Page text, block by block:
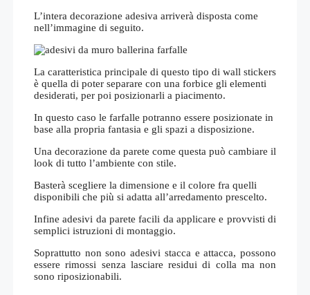
L’intera decorazione adesiva arriverà disposta come
nell’immagine di seguito.
La caratteristica principale di questo tipo di wall stickers
è quella di poter separare con una forbice gli elementi
desiderati, per poi posizionarli a piacimento.
In questo caso le farfalle potranno essere posizionate in
base alla propria fantasia e gli spazi a disposizione.
Una decorazione da parete come questa può cambiare il
look di tutto l’ambiente con stile.
Basterà scegliere la dimensione e il colore fra quelli
disponibili che più si adatta all’arredamento prescelto.
Infine adesivi da parete facili da applicare e provvisti di
semplici istruzioni di montaggio.
Soprattutto non sono adesivi stacca e attacca, possono
essere rimossi senza lasciare residui di colla ma non
sono riposizionabili.